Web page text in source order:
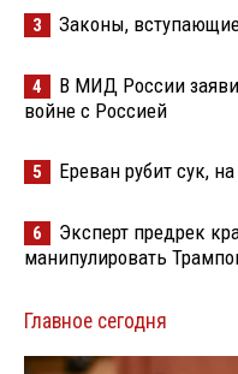
3 Законы,
4
В МИД России
войне с Россией
5 Ереван рубит сук,
6
Эксперт предрек
манипулировать
Главное сегодня